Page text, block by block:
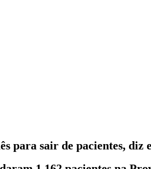
para sair de pacientes, diz